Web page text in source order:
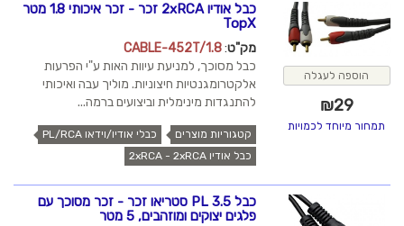
הוספה לעגלה
₪29
תמחור מיוחד לכמויות
כבל אודיו 2xRCA זכר - זכר איכותי 1.8 מטר
TopX
מק"ט:
CABLE-452T/1.8
כבל מסוכך, למניעת עיוות האות ע"י הפרעות
אלקטרומגנטיות חיצוניות. מוליך עבה ואיכותי
להתנגדות מינימלית וביצועים ברמה...
קטגוריות מוצרים
כבלי אודיו/וידאו PL/RCA
כבל אודיו 2xRCA - 2xRCA
כבל PL 3.5 סטריאו זכר - זכר מסוכך עם
פלגים יצוקים ומוזהבים, 5 מטר